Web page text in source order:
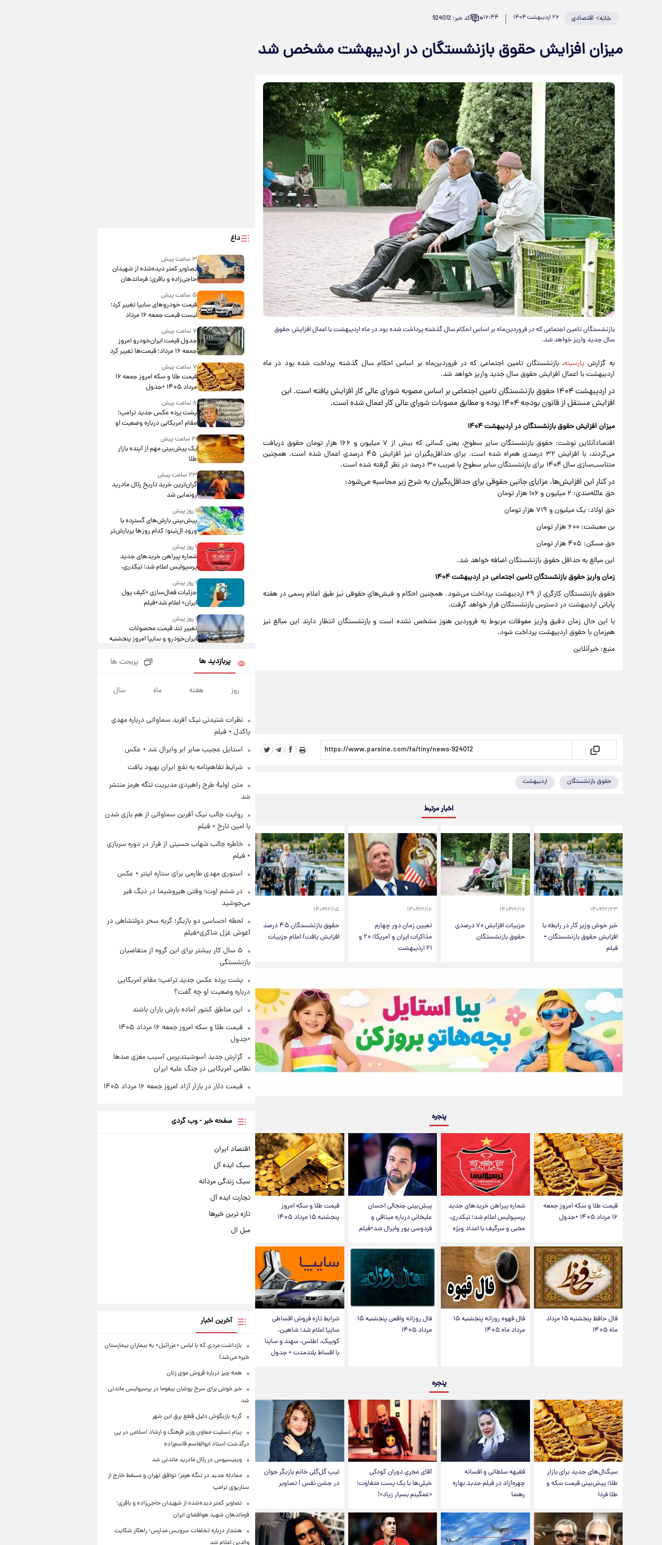
خانه>اقتصادی ۲۶ اردیبهشت ۱۴۰۴ ۱۶:۴۴۰ کد خبر: 924012
میزان افزایش حقوق بازنشستگان در اردیبهشت مشخص شد
​بازنشستگان تامین اجتماعی که در فروردین‌ماه بر اساس احکام سال گذشته پرداخت شده بود در ماه اردیبهشت با اعمال افزایش حقوق
سال جدید واریز خواهد شد.
به گزارش پارسینه، بازنشستگان تامین اجتماعی که در فروردین‌ماه بر اساس احکام سال گذشته پرداخت شده بود در ماه
اردیبهشت با اعمال افزایش حقوق سال جدید واریز خواهد شد.
در اردیبهشت ۱۴۰۴ حقوق بازنشستگان تامین اجتماعی بر اساس مصوبه شورای عالی کار افزایش یافته است. این
افزایش مستقل از قانون بودجه ۱۴۰۴ بوده و مطابق مصوبات شورای عالی کار اعمال شده است.
میزان افزایش حقوق بازنشستگان در اردیبهشت ۱۴۰۴
اقتصادآنلاین نوشت: حقوق بازنشستگان سایر سطوح، یعنی کسانی که بیش از ۷ میلیون و ۱۶۶ هزار تومان حقوق دریافت
می‌کردند، با افزایش ۳۲ درصدی همراه شده است. برای حداقل‌بگیران نیز افزایش ۴۵ درصدی اعمال شده است. همچنین
متناسب‌سازی سال ۱۴۰۴ برای بازنشستگان سایر سطوح با ضریب ۳۰ درصد در نظر گرفته شده است.
در کنار این افزایش‌ها، مزایای جانبی حقوقی برای حداقل‌بگیران به شرح زیر محاسبه می‌شود:
حق عائله‌مندی: ۲ میلیون و ۱۰۶ هزار تومان
حق اولاد: یک میلیون و ۷۱۹ هزار تومان
بن معیشت: ۶۰۰ هزار تومان
حق مسکن: ۴۰۵ هزار تومان
این مبالغ به حداقل حقوق بازنشستگان اضافه خواهد شد.
زمان واریز حقوق بازنشستگان تامین اجتماعی در اردیبهشت ۱۴۰۴
حقوق بازنشستگان کارگری از ۲۹ اردیبهشت پرداخت می‌شود. همچنین احکام و فیش‌های حقوقی نیز طبق اعلام رسمی در هفته
پایانی اردیبهشت در دسترس بازنشستگان قرار خواهد گرفت.
با این حال زمان دقیق واریز معوقات مربوط به فروردین هنوز مشخص نشده است و بازنشستگان انتظار دارند این مبالغ نیز
هم‌زمان با حقوق اردیبهشت پرداخت شود.
منبع: خبرآنلاین
حقوق بازنشستگان اردیبهشت
اخبار مرتبط
۱۴۰۴/۲/۲۳
خبر خوش وزیر کار در رابطه با
افزایش حقوق بازنشستگان +
فیلم
۱۴۰۴/۲/۱۷
جزییات افزایش ۷۰ درصدی
حقوق بازنشستگان
۱۴۰۴/۲/۱۶
تعیین زمان دور چهارم
مذاکرات ایران و آمریکا؛ ۲۰ و
۲۱ اردیبهشت
۱۴۰۴/۲/۱۵
حقوق بازنشستگان ۴۵ درصد
افزایش یافت/ اعلام جزییات
پنجره
قیمت طلا و سکه امروز جمعه
۱۶ مرداد ۱۴۰۵ +جدول
شماره پیراهن خریدهای جدید
پرسپولیس اعلام شد؛ تیکدری،
محبی و سرگیف با اعداد ویژه
پیش‌بینی جنجالی احسان
علیخانی درباره میثاقی و
فردوسی پور وایرال شد+فیلم
قیمت طلا و سکه امروز
پنجشنبه ۱۵ مرداد ۱۴۰۵
فال حافظ پنجشنبه ۱۵ مرداد
ماه ۱۴۰۵
فال قهوه روزانه پنجشنبه ۱۵
مرداد ماه ۱۴۰۵
فال روزانه واقعی پنجشنبه ۱۵
مرداد ۱۴۰۵
شرایط تازه فروش اقساطی
سایپا اعلام شد؛ شاهین،
کوییک، اطلس، سهند و ساینا
با اقساط بلندمدت + جدول
پنجره
سیگنال‌های جدید برای بازار
طلا؛ پیش‌بینی قیمت سکه و
طلا فردا
فقیهه سلطانی و افسانه
چهره‌آزاد در فیلم جدید بهاره
رهنما
آقای مجریِ دوران کودکی
خیلی‌ها با یک پست متفاوت؛
«غمگینم بسیار زیاد»!
تیپ گل‌گلی خانم بازیگر جوان
در جشن نفس | تصاویر
داغ
۳ ساعت پیش
تصاویر کمتر دیده‌شده از شهیدان
حاجی‌زاده و باقری؛ فرماندهان
شهید هوافضای ایران
۵ ساعت پیش
قیمت خودروهای سایپا تغییر کرد؛
لیست قیمت جمعه ۱۶ مرداد
منتشر شد
۷ ساعت پیش
جدول قیمت ایران‌خودرو امروز
جمعه ۱۶ مرداد؛ قیمت‌ها تغییر کرد
۷ ساعت پیش
قیمت طلا و سکه امروز جمعه ۱۶
مرداد ۱۴۰۵ +جدول
۸ ساعت پیش
پشت پرده عکس جدید ترامپ؛
مقام آمریکایی درباره وضعیت او
چه گفت؟
۲۱ ساعت پیش
یک پیش‌بینی مهم از آینده بازار
طلا
۲۳ ساعت پیش
گران‌ترین خرید تاریخ رئال مادرید
رونمایی شد
۱ روز پیش
پیش‌بینی بارش‌های گسترده با
ورود ال‌نینو؛ کدام روزها پربارش‌تر
خواهند بود؟
۱ روز پیش
شماره پیراهن خریدهای جدید
پرسپولیس اعلام شد؛ تیکدری،
محبی و سرگیف با اعداد ویژه
۱ روز پیش
جزئیات فعال‌سازی «کیف پول
ایران» اعلام شد+فیلم
۱ روز پیش
تغییر تند قیمت محصولات
ایران‌خودرو و سایپا امروز پنجشنبه
قیمت طلا و سکه امروز پنجشنبه
۱۵ مرداد ۱۴۰۵
۱ روز پیش
اعلام شد؛ شاهین، کوییک، اطلس،
جدول
سیگنال‌های جدید برای بازار طلا؛
پیش‌بینی قیمت سکه و طلا فردا
پربازدید ها پربحث ها
روز هفته ماه سال
نظرات شنیدنی نیک آفرید سماواتی درباره مهدی
پاکدل + فیلم
استایل عجیب صابر ابر وایرال شد + عکس
شرایط تفاهم‌نامه به نفع ایران بهبود یافت
متن اولیۀ طرح راهبردی مدیریت تنگه هرمز منتشر
شد
روایت جالب نیک آفرین سماواتی از هم بازی شدن
با امین تارخ + فیلم
خاطره جالب شهاب حسینی از فرار در دوره سربازی
+ فیلم
استوری مهدی طارمی برای ستاره اینتر + عکس
در ششم اوت؛ وقتی هیروشیما در دیگ قیر
می‌جوشید
لحظه احساسی دو بازیگر؛ گریه سحر دولتشاهی در
آغوش غزل شاکری+فیلم
۵ سال کار بیشتر برای این گروه از متقاضیان
بازنشستگی
پشت پرده عکس جدید ترامپ؛ مقام آمریکایی
درباره وضعیت او چه گفت؟
این مناطق کشور آماده بارش باران باشند
قیمت طلا و سکه امروز جمعه ۱۶ مرداد ۱۴۰۵
+جدول
گزارش جدید آسوشیتدپرس آسیب مغزی صدها
نظامی آمریکایی در جنگ علیه ایران
قیمت دلار در بازار آزاد امروز جمعه ۱۶ مرداد ۱۴۰۵
صفحه خبر - وب گردی
اقتصاد ایران
سبک ایده آل
سبک زندگی مردانه
تجارت ایده آل
تازه ترین خبرها
مبل ال
آخرین اخبار
بازداشت مردی که با لباس «عزرائیل» به بیماران بیمارستان
خیره می‌شد!
همه چیز درباره فروش موی زنان
خبر خوش برای سرخ پوشان بیفوما در پرسپولیس ماندنی
شد
گربه بازیگوش دلیل قطع برق این شهر
پیام تسلیت معاون وزیر فرهنگ و ارشاد اسلامی در پی
درگذشت استاد ابوالقاسم قاسم‌زاده
وینیسیوس در رئال مادرید ماندنی شد
معادله جدید در تنگه هرمز؛ توافق تهران و مسقط خارج از
سناریوی ترامپ
تصاویر کمتر دیده‌شده از شهیدان حاجی‌زاده و باقری؛
فرماندهان شهید هوافضای ایران
هشدار درباره تخلفات سرویس مدارس؛ راهکار شکایت
والدین اعلام شد